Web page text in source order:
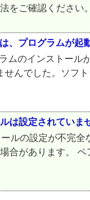
をご確認くださ
、プログラムが起
ムのインストー
んでした。ソフ
は設定されていま
ルの設定が不完
合があります。